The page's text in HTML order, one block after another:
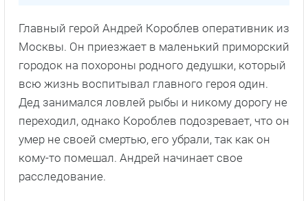
Главный герой Андрей Короблев оперативник из
Москвы. Он приезжает в маленький приморский
городок на похороны родного дедушки, который
всю жизнь воспитывал главного героя один.
Дед занимался ловлей рыбы и никому дорогу не
переходил, однако Короблев подозревает, что он
умер не своей смертью, его убрали, так как он
кому-то помешал. Андрей начинает свое
расследование.